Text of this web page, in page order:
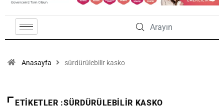
Anasayfa sürdürülebilir kasko
ETIKETLER :SÜRDÜRÜLEBILIR KASKO